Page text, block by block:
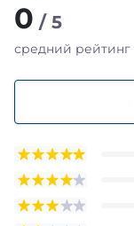
0 / 5
средний рейтинг